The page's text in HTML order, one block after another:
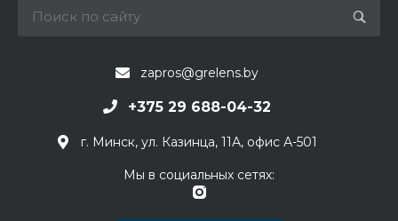
zapros@grelens.by
+375 29 688-04-32
г. Минск, ул. Казинца, 11А, офис А-501
Мы в социальных сетях: